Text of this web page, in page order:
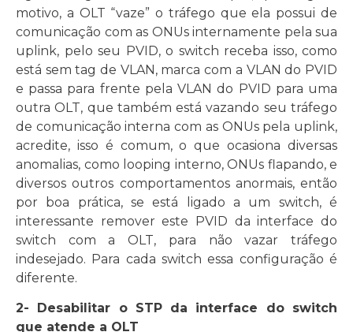
motivo, a OLT “vaze” o tráfego que ela possui de
comunicação com as ONUs internamente pela sua
uplink, pelo seu PVID, o switch receba isso, como
está sem tag de VLAN, marca com a VLAN do PVID
e passa para frente pela VLAN do PVID para uma
outra OLT, que também está vazando seu tráfego
de comunicação interna com as ONUs pela uplink,
acredite, isso é comum, o que ocasiona diversas
anomalias, como looping interno, ONUs flapando, e
diversos outros comportamentos anormais, então
por boa prática, se está ligado a um switch, é
interessante remover este PVID da interface do
switch com a OLT, para não vazar tráfego
indesejado. Para cada switch essa configuração é
diferente.
2- Desabilitar o STP da interface do switch
que atende a OLT